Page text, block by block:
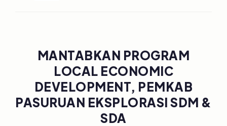
MANTABKAN PROGRAM
LOCAL ECONOMIC
DEVELOPMENT, PEMKAB
PASURUAN EKSPLORASI SDM &
SDA